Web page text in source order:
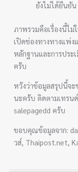
ยังไม่ได้ยืนยัน
ภาพรวมคือเรื่องนี้ไ
เปิดช่องทางทางแพ่ง
หลักฐานและการประ
ครับ
หวังว่าข้อมูลสรุปนี้จ
นะครับ ติดตามเทรน
salepagedd ครับ
ขอบคุณข้อมูลจาก:
วส์, Thaipost.net,